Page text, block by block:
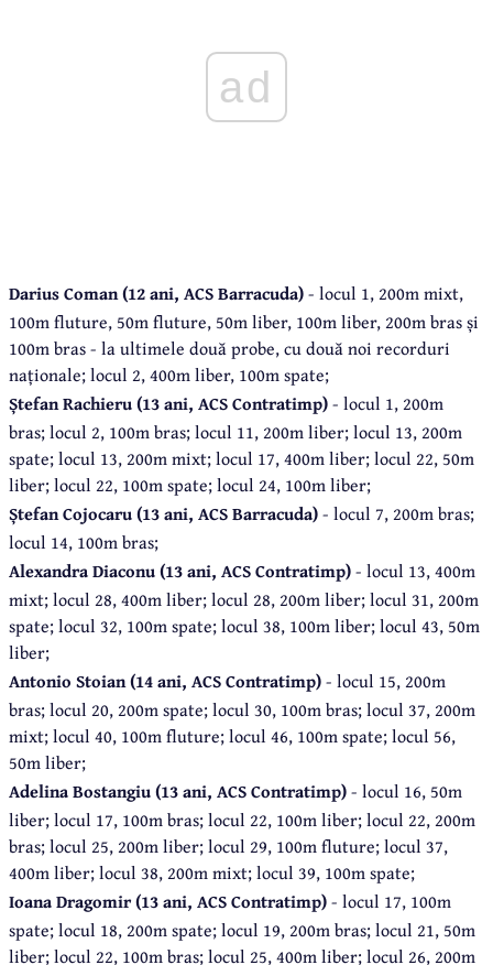
ad
Darius Coman (12 ani, ACS Barracuda)- locul 1, 200m mixt,
100m fluture, 50m fluture, 50m liber, 100m liber, 200m bras și
100m bras - la ultimele două probe, cu două noi recorduri
naționale; locul 2, 400m liber, 100m spate;
Ștefan Rachieru (13 ani, ACS Contratimp)- locul 1, 200m
bras; locul 2, 100m bras; locul 11, 200m liber; locul 13, 200m
spate; locul 13, 200m mixt; locul 17, 400m liber; locul 22, 50m
liber; locul 22, 100m spate; locul 24, 100m liber;
Ștefan Cojocaru (13 ani, ACS Barracuda)- locul 7, 200m bras;
locul 14, 100m bras;
Alexandra Diaconu (13 ani, ACS Contratimp)- locul 13, 400m
mixt; locul 28, 400m liber; locul 28, 200m liber; locul 31, 200m
spate; locul 32, 100m spate; locul 38, 100m liber; locul 43, 50m
liber;
Antonio Stoian (14 ani, ACS Contratimp)- locul 15, 200m
bras; locul 20, 200m spate; locul 30, 100m bras; locul 37, 200m
mixt; locul 40, 100m fluture; locul 46, 100m spate; locul 56,
50m liber;
Adelina Bostangiu (13 ani, ACS Contratimp)- locul 16, 50m
liber; locul 17, 100m bras; locul 22, 100m liber; locul 22, 200m
bras; locul 25, 200m liber; locul 29, 100m fluture; locul 37,
400m liber; locul 38, 200m mixt; locul 39, 100m spate;
Ioana Dragomir (13 ani, ACS Contratimp)- locul 17, 100m
spate; locul 18, 200m spate; locul 19, 200m bras; locul 21, 50m
liber; locul 22, 100m bras; locul 25, 400m liber; locul 26, 200m